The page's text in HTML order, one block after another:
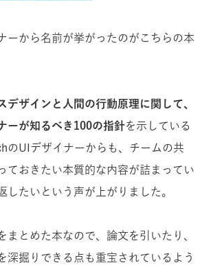
ーから名前が挙がったのがこちらの本
デザインと人間の行動原理に関して、
ーが知るべき100の指針を示している
のUIデザイナーからも、チームの共
ておきたい本質的な内容が詰まってい
したいという声が上がりました。
まとめた本なので、論文を引いたり、
深掘りできる点も重宝されているよう